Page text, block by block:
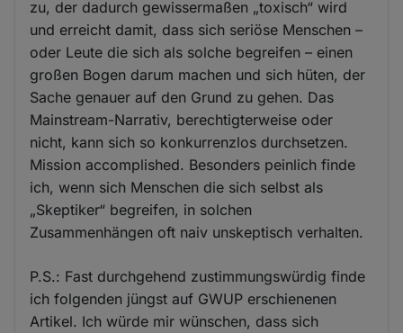
zu, der dadurch gewissermaßen „toxisch“ wird
und erreicht damit, dass sich seriöse Menschen –
oder Leute die sich als solche begreifen – einen
großen Bogen darum machen und sich hüten, der
Sache genauer auf den Grund zu gehen. Das
Mainstream-Narrativ, berechtigterweise oder
nicht, kann sich so konkurrenzlos durchsetzen.
Mission accomplished. Besonders peinlich finde
ich, wenn sich Menschen die sich selbst als
„Skeptiker“ begreifen, in solchen
Zusammenhängen oft naiv unskeptisch verhalten.
P.S.: Fast durchgehend zustimmungswürdig finde
ich folgenden jüngst auf GWUP erschienenen
Artikel. Ich würde mir wünschen, dass sich